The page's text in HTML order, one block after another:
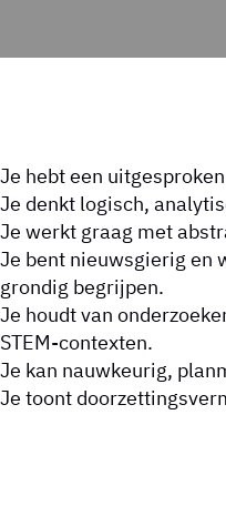
Je hebt een
Je denkt logisch,
Je werkt graag met
Je bent nieuwsgierig en
grondig begrijpen.
Je houdt van
STEM-contexten.
Je kan nauwkeurig,
Je toont